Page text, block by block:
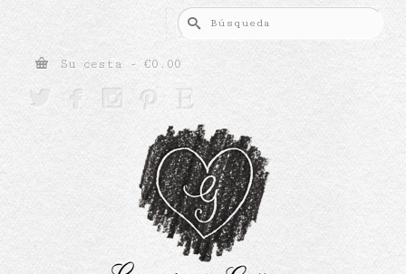
Buscar
por:
Su cesta - €0.00
    